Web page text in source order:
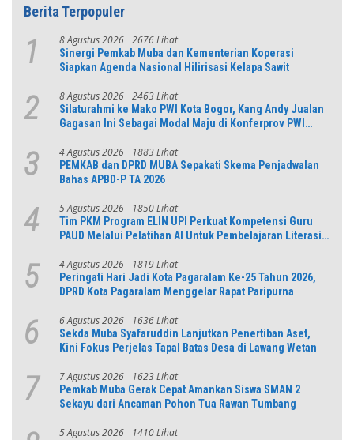
Berita Terpopuler
1 8 Agustus 2026 2676 Lihat
Sinergi Pemkab Muba dan Kementerian Koperasi
Siapkan Agenda Nasional Hilirisasi Kelapa Sawit
2 8 Agustus 2026 2463 Lihat
Silaturahmi ke Mako PWI Kota Bogor, Kang Andy Jualan
Gagasan Ini Sebagai Modal Maju di Konferprov PWI
3 4 Agustus 2026 1883 Lihat
PEMKAB dan DPRD MUBA Sepakati Skema Penjadwalan
Bahas APBD-P TA 2026
4 5 Agustus 2026 1850 Lihat
Tim PKM Program ELIN UPI Perkuat Kompetensi Guru
PAUD Melalui Pelatihan AI Untuk Pembelajaran Literasi
5 4 Agustus 2026 1819 Lihat
Peringati Hari Jadi Kota Pagaralam Ke-25 Tahun 2026,
DPRD Kota Pagaralam Menggelar Rapat Paripurna
6 6 Agustus 2026 1636 Lihat
Sekda Muba Syafaruddin Lanjutkan Penertiban Aset,
Kini Fokus Perjelas Tapal Batas Desa di Lawang Wetan
7 7 Agustus 2026 1623 Lihat
Pemkab Muba Gerak Cepat Amankan Siswa SMAN 2
Sekayu dari Ancaman Pohon Tua Rawan Tumbang
5 Agustus 2026 1410 Lihat